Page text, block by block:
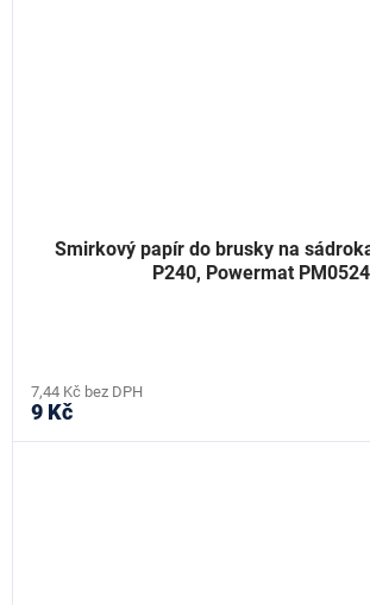
Smirkový papír do brusky na
P240, Powermat
7,44 Kč bez DPH
9 Kč